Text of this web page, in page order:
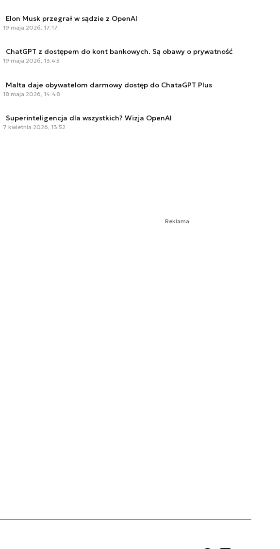
Elon Musk przegrał w sądzie z OpenAI
19 maja 2026, 17:17
ChatGPT z dostępem do kont bankowych. Są obawy o prywatność
19 maja 2026, 13:43
Malta daje obywatelom darmowy dostęp do ChataGPT Plus
18 maja 2026, 14:48
Superinteligencja dla wszystkich? Wizja OpenAI
7 kwietnia 2026, 13:52
Reklama